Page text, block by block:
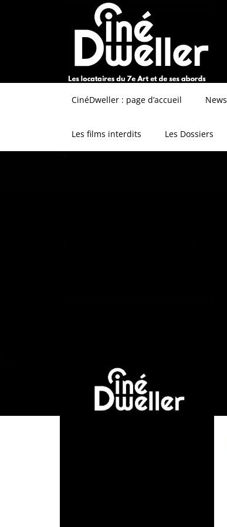
CinéDweller : page d’accueil News
Les films interdits Les Dossiers